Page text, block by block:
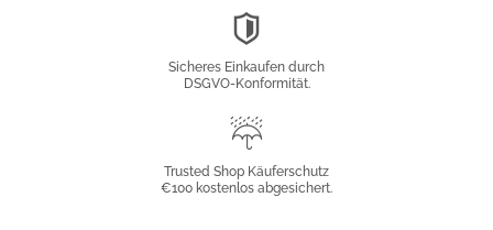
Sicheres Einkaufen durch
DSGVO-Konformität.
Käuferschutz
Trusted Shop Käuferschutz
€100 kostenlos abgesichert.